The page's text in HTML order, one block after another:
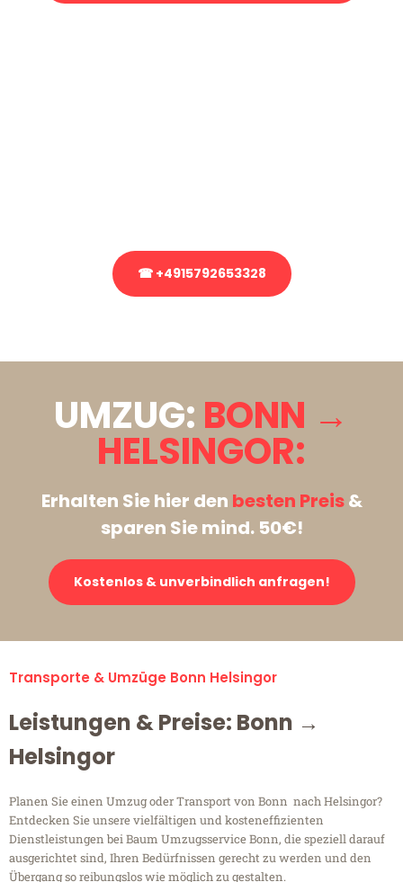
☎ +4915792653328
UMZUG: BONN →
HELSINGOR:
Erhalten Sie hier den besten Preis&
sparen Sie mind. 50€!
Kostenlos & unverbindlich anfragen!
Transporte & Umzüge Bonn Helsingor
Leistungen & Preise: Bonn →
Helsingor
Planen Sie einen Umzug oder Transport von Bonn nach Helsingor?
Entdecken Sie unsere vielfältigen und kosteneffizienten
Dienstleistungen bei Baum Umzugsservice Bonn, die speziell darauf
ausgerichtet sind, Ihren Bedürfnissen gerecht zu werden und den
Übergang so reibungslos wie möglich zu gestalten.